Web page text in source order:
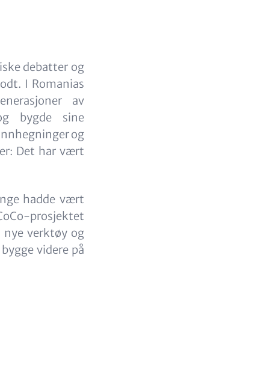
debatter og
I Romanias
av
bygde sine
og
Det har vært
hadde vært
prosjektet
verktøy og
videre på